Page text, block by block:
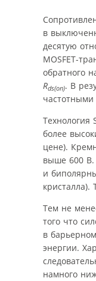
в
десятую
MOSFET-
обратного
Rds(on). В
частотными
Технология
более
цене).
выше 600 В.
и
Тем не
того что
в
энергии.
намного